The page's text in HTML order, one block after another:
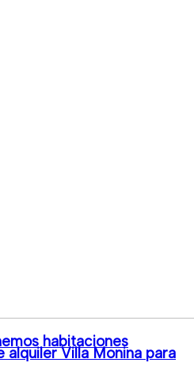
habitaciones
alquiler Villa Monina para